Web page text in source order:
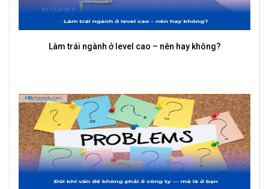
Làm trái ngành ở level cao – nên hay không?